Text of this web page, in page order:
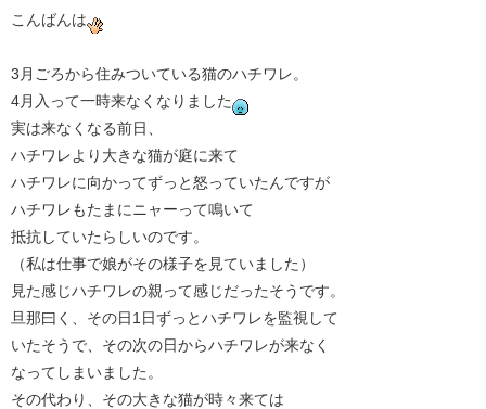
こんばんは
3月ごろから住みついている猫のハチワレ。
4月入って一時来なくなりました
実は来なくなる前日、
ハチワレより大きな猫が庭に来て
ハチワレに向かってずっと怒っていたんですが
ハチワレもたまにニャーって鳴いて
抵抗していたらしいのです。
（私は仕事で娘がその様子を見ていました）
見た感じハチワレの親って感じだったそうです。
旦那曰く、その日1日ずっとハチワレを監視して
いたそうで、その次の日からハチワレが来なく
なってしまいました。
その代わり、その大きな猫が時々来ては